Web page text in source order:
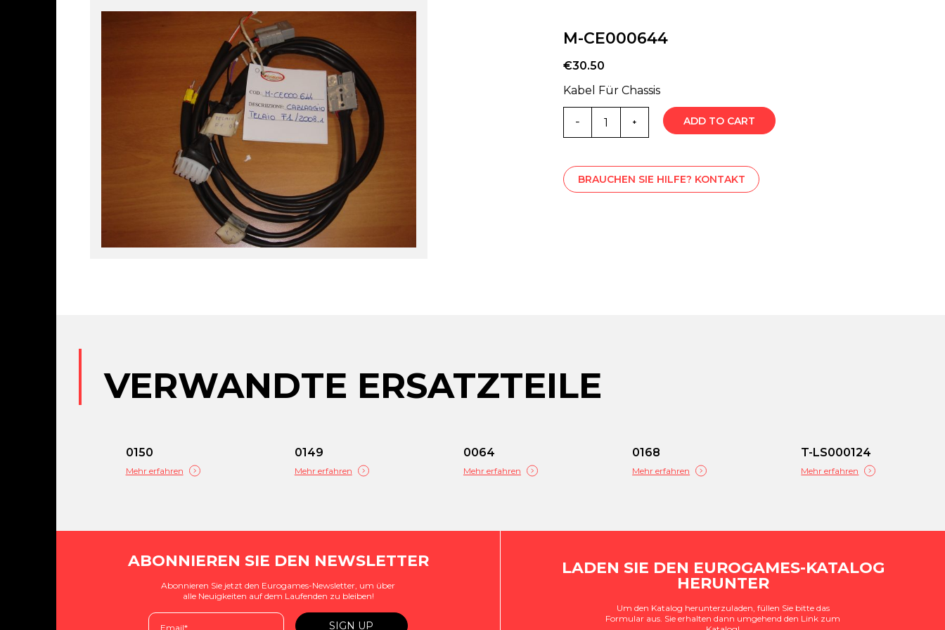
M-CE000644
€30.50
Kabel Für Chassis
CE000644
Menge
ADD TO CART
BRAUCHEN SIE HILFE? KONTAKT
VERWANDTE ERSATZTEILE
0150
Mehr erfahren
0149
Mehr erfahren
0064
Mehr erfahren
0168
Mehr erfahren
T-LS000124
Mehr erfahren
ABONNIEREN SIE DEN NEWSLETTER
Abonnieren Sie jetzt den Eurogames-Newsletter, um über
alle Neuigkeiten auf dem Laufenden zu bleiben!
LADEN SIE DEN EUROGAMES-KATALOG
HERUNTER
Um den Katalog herunterzuladen, füllen Sie bitte das
Formular aus. Sie erhalten dann umgehend den Link zum